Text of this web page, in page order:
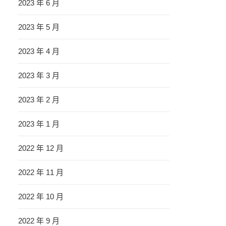
2023 年 6 月
2023 年 5 月
2023 年 4 月
2023 年 3 月
2023 年 2 月
2023 年 1 月
2022 年 12 月
2022 年 11 月
2022 年 10 月
2022 年 9 月